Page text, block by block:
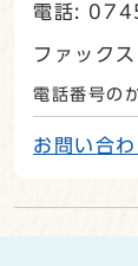
電話:
ファック
電話番号の
お問い合